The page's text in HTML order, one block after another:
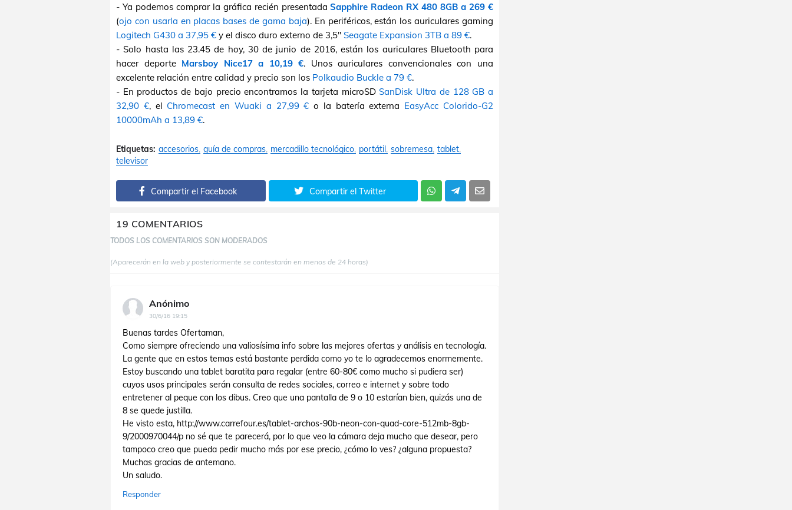
- Ya podemos comprar la gráfica recién presentadaSapphire Radeon RX 480 8GB a 269 €
(ojo con usarla en placas bases de gama baja). En periféricos, están los auriculares gaming
Logitech G430 a 37,95 € y el disco duro externo de 3,5" Seagate Expansion 3TB a 89 €.
- Solo hasta las 23.45 de hoy, 30 de junio de 2016, están los auriculares Bluetooth para
hacer deporte Marsboy Nice17 a 10,19 €. Unos auriculares convencionales con una
excelente relación entre calidad y precio son los Polkaudio Buckle a 79 €.
- En productos de bajo precio encontramos la tarjeta microSDSanDisk Ultra de 128 GB a
32,90 €, el Chromecast en Wuaki a 27,99 € o la batería externa EasyAcc Colorido-G2
10000mAh a 13,89 €.
Etiquetas: accesorios guía de compras mercadillo tecnológico portátil sobremesa tablet
televisor
Compartir el Facebook Compartir el Twitter
19 COMENTARIOS
TODOS LOS COMENTARIOS SON MODERADOS
(Aparecerán en la web y posteriormente se contestarán en menos de 24 horas)
Anónimo
30/6/16 19:15
Buenas tardes Ofertaman,
Como siempre ofreciendo una valiosísima info sobre las mejores ofertas y análisis en tecnología.
La gente que en estos temas está bastante perdida como yo te lo agradecemos enormemente.
Estoy buscando una tablet baratita para regalar (entre 60-80€ como mucho si pudiera ser)
cuyos usos principales serán consulta de redes sociales, correo e internet y sobre todo
entretener al peque con los dibus. Creo que una pantalla de 9 o 10 estarían bien, quizás una de
8 se quede justilla.
He visto esta, http://www.carrefour.es/tablet-archos-90b-neon-con-quad-core-512mb-8gb-
9/2000970044/p no sé que te parecerá, por lo que veo la cámara deja mucho que desear, pero
tampoco creo que pueda pedir mucho más por ese precio, ¿cómo lo ves? ¿alguna propuesta?
Muchas gracias de antemano.
Un saludo.
Responder